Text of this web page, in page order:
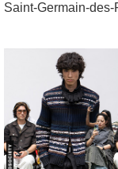
Saint-Germain-